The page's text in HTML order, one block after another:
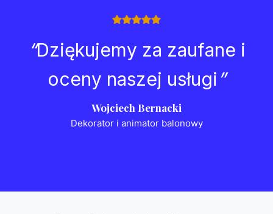
“Dziękujemy za zaufane i
oceny naszej usługi ”
Wojciech Bernacki
Dekorator i animator balonowy